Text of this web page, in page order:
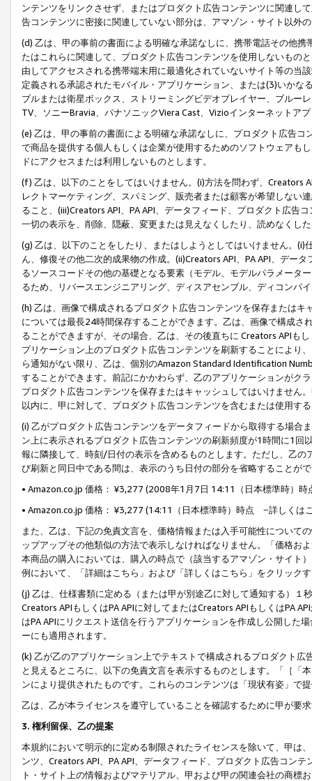
ンテンツをリンクさせず、またはプロダクト広告コンテンツに関連し
告コンテンツに密接に関連していない部分は、アマゾン・サイト以外
(d) 乙は、甲の事前の書面による明確な承諾なしに、携帯電話その他
たはこれらに関連して、プロダクト広告コンテンツを使用しないもの
由してアクセスされる携帯端末用に最適化されていないサイト等の当
定義される承認されたモバイル・アプリケーション、または(3)いか
ブルまたは衛星ボックス、ストリーミングビデオプレイヤー、ブルー
TV、ソニーBravia、パナソニックViera Cast、Vizioインターネットア
(e) 乙は、甲の事前の書面による明確な承諾なしに、プロダクト広告
で商品を提供する個人もしくは企業が使用するためのソフトウェアも
ドにアクセスまたは利用しないものとします。
(f) 乙は、以下のことをしてはいけません。(i)方法を問わず、Creators
レクトマーケティング、スパミング、販売者または顧客が希望しない
ること、(iii)Creators API、PA API、データフィード、プロダクト広告
一切の表示を、削除、隠蔽、変更または見えなくしたり、読めなくし
(g) 乙は、以下のことをしたり、またはしようとしてはいけません。
ん、修復その他二次的成果物の作成。(ii)Creators API、PA API、デー
るソースコードその他の基礎となる要素（モデル、モデルパラメータ
るため、リバースエンジニアリング、ディスアセンブル、ディコンパ
(h) 乙は、画像で構成されるプロダクト広告コンテンツを保存または
については最長24時間保存することができます。乙は、画像で構成
ることができますが、その場合、乙は、その後直ちに Creators APIも
プリケーション上のプロダクト広告コンテンツを刷新することにより
ら通知がない限り、乙は、個別のAmazon Standard Identification
することができます。前記にかかわらず、乙のアプリケーションがク
プロダクト広告コンテンツを保存またはキャッシュしてはいけません
以内に、甲に対して、プロダクト広告コンテンツを含むまたは使用す
(i) 乙がプロダクト広告コンテンツをデータフィードから取得する場合
ン上に表示されるプロダクト広告コンテンツの刷新頻度が1時間に1
報に隣接して、時刻/日付の表示を含めるものとします。ただし、乙
び刷新と同日中である間は、表示のうち日付の部分を省略することが
• Amazon.co.jp 価格： ¥3,277 (2008年1月7日 14:11（日本標準時）
• Amazon.co.jp 価格： ¥3,277 (14:11（日本標準時）時点 −詳しくは
また、乙は、下記の免責文言を、価格情報または入手可能性について
ップアップその他類似の方法で表示しなければなりません。「価格
本商品の購入においては、購入の時点で（該当するアマゾン・サイト
例において、「詳細はこちら」および「詳しくはこちら」をクリック
(j) 乙は、仕様書類に定める（または甲が別途乙に対して通知する）
Creators APIもしくはPA APIに対してまたはCreators APIもしくはPA
はPA APIにリクエスト送信を行うアプリケーションを作成し公開した
ーにも適用されます。
(k) 乙が乙のアプリケーション上でテキストで構成されるプロダクト
と見えるところに、以下の免責文言を表示するものとします。「［「
ンにより提供されたものです。これらのコンテンツは「現状有姿」で
乙は、乙が本ライセンスを遵守していることを確認するために甲が要
3. 権利留保、乙の提案
本規約において明示的に定める制限されたライセンスを除いて、甲は
ンツ、Creators API、PA API、データフィード、プロダクト広告コン
ト・サイト上の情報およびマテリアル、甲および甲の関連会社の商